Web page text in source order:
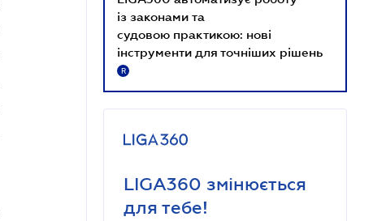
із законами та
судовою практикою: нові
інструменти для точніших рішень
R
LIGA360 змінюється
для тебе!